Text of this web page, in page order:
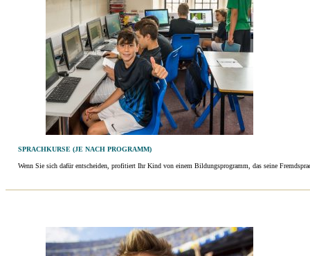
SPRACHKURSE (JE NACH PROGRAMM)
Wenn Sie sich dafür entscheiden, profitiert Ihr Kind von einem Bildungsprogramm, das seine